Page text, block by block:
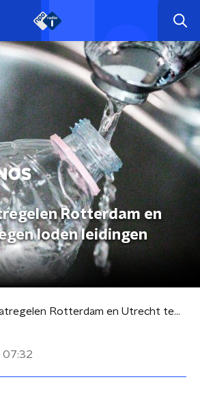
Rotterdam en
loden leidingen
Ook maatregelen Rotterdam en Utrecht tegen loden leidingen
07:32